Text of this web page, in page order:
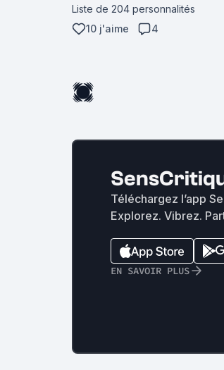
Liste de 204 personnalités
10 j'aime
4
Téléchargez l’app
Explorez. Vibrez.
EN SAVOIR PLUS